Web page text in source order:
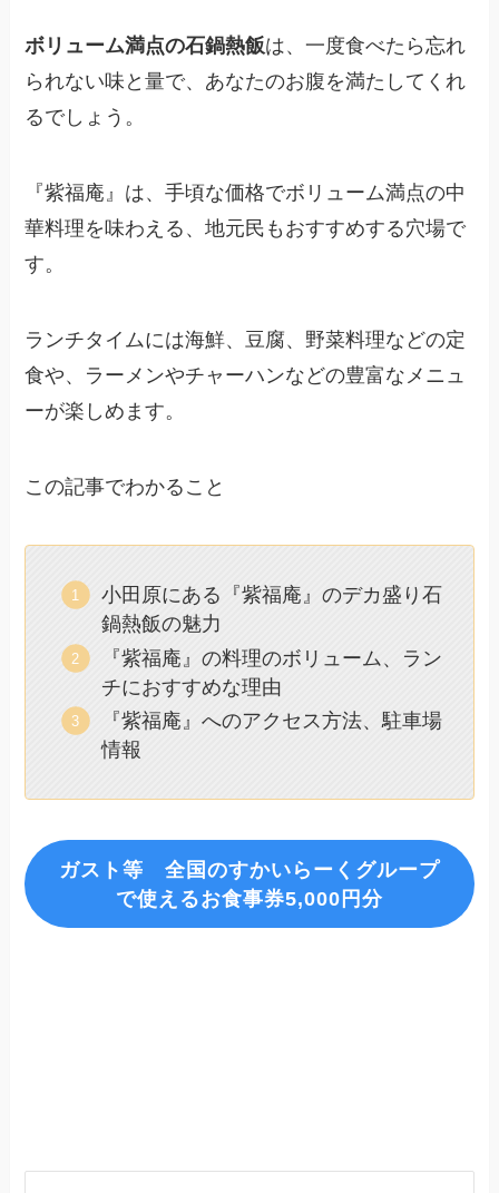
ボリューム満点の石鍋熱飯は、一度食べたら忘れ
られない味と量で、あなたのお腹を満たしてくれ
るでしょう。
『紫福庵』は、手頃な価格でボリューム満点の中
華料理を味わえる、地元民もおすすめする穴場で
す。
ランチタイムには海鮮、豆腐、野菜料理などの定
食や、ラーメンやチャーハンなどの豊富なメニュ
ーが楽しめます。
この記事でわかること
小田原にある『紫福庵』のデカ盛り石
鍋熱飯の魅力
『紫福庵』の料理のボリューム、ラン
チにおすすめな理由
『紫福庵』へのアクセス方法、駐車場
情報
ガスト等 全国のすかいらーくグループ
で使えるお食事券5,000円分